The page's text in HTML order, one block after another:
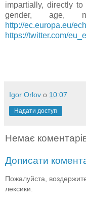
impartially, directly
gender, age,
http://ec.europa.eu/
https://twitter.com/
Igor Orlov о 10:07
Надати доступ
Немає
Дописати
Пожалуйста,
лексики.